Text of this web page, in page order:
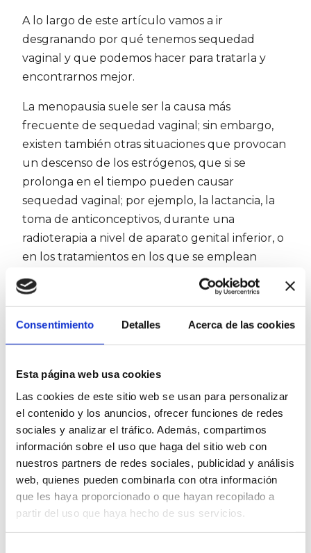
Consentimiento Detalles Acerca de las cookies
Esta página web usa cookies
Las cookies de este sitio web se usan para personalizar
el contenido y los anuncios, ofrecer funciones de redes
sociales y analizar el tráfico. Además, compartimos
información sobre el uso que haga del sitio web con
nuestros partners de redes sociales, publicidad y análisis
web, quienes pueden combinarla con otra información
que les haya proporcionado o que hayan recopilado a
partir del uso que haya hecho de sus servicios.
A lo largo de este artículo vamos a ir
desgranando por qué tenemos sequedad
vaginal y que podemos hacer para tratarla y
encontrarnos mejor.
La menopausia suele ser la causa más
frecuente de sequedad vaginal; sin embargo,
existen también otras situaciones que provocan
un descenso de los estrógenos, que si se
prolonga en el tiempo pueden causar
sequedad vaginal; por ejemplo, la lactancia, la
toma de anticonceptivos, durante una
radioterapia a nivel de aparato genital inferior, o
en los tratamientos en los que se emplean
fármacos antiestrogénicos como es en el cáncer
de mama. Por otro lado, hay hábitos no
producir sequedad vaginal, además de que
puede tener su origen en causas psicológicas
Todas hemos oído hablar de la microbiota (que
son todos aquellos bichitos que tenemos en el
cuerpo y nos protegen o nos atacan en función,
de lo fuertes que estemos, y de como tratemos
a nuestro cuerpo); pues bien, cuando el nivel
de estrógenos en el cuerpo es adecuado la
microbiota habitual de la vagina presenta unos